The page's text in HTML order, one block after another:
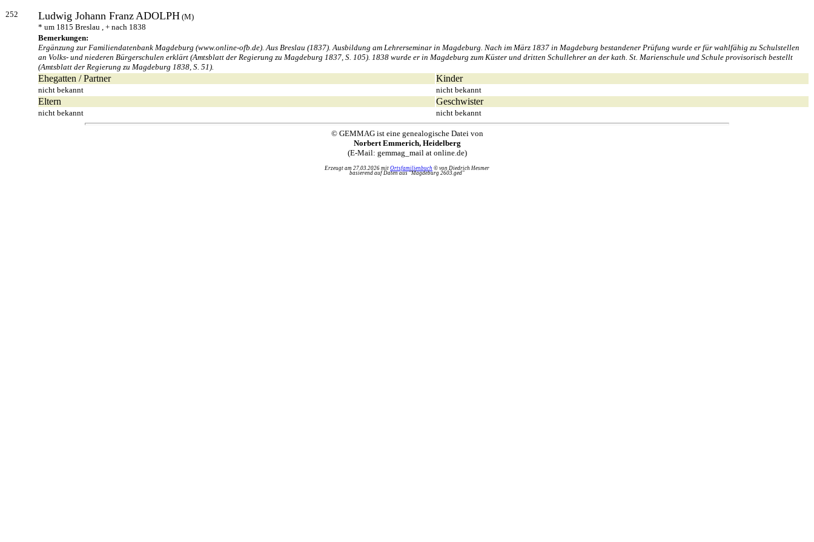
252 Ludwig Johann FranzADOLPH (M)
* um 1815 Breslau , + nach 1838
Bemerkungen:
Ergänzung zur Familiendatenbank Magdeburg (www.online-ofb.de). Aus Breslau (1837). Ausbildung am Lehrerseminar in Magdeburg. Nach im März 1837 in Magdeburg bestandener Prüfung wurde er für wahlfähig zu Schulstellen
an Volks- und niederen Bürgerschulen erklärt (Amtsblatt der Regierung zu Magdeburg 1837, S. 105). 1838 wurde er in Magdeburg zum Küster und dritten Schullehrer an der kath. St. Marienschule und Schule provisorisch bestellt
(Amtsblatt der Regierung zu Magdeburg 1838, S. 51).
Ehegatten / Partner Kinder
nicht bekannt nicht bekannt
Eltern Geschwister
nicht bekannt nicht bekannt
© GEMMAG ist eine genealogische Datei von
Norbert Emmerich, Heidelberg
(E-Mail: gemmag_mail at online.de)
Erzeugt am 27.03.2026 mit Ortsfamilienbuch © von Diedrich Hesmer
basierend auf Daten aus "Magdeburg 2603.ged"